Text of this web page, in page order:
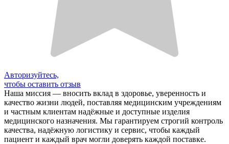
Авторизуйтесь,
чтобы оставить отзыв
Наша миссия — вносить вклад в здоровье, уверенность и
качество жизни людей, поставляя медицинским учреждениям
и частным клиентам надёжные и доступные изделия
медицинского назначения. Мы гарантируем строгий контроль
качества, надёжную логистику и сервис, чтобы каждый
пациент и каждый врач могли доверять каждой поставке.